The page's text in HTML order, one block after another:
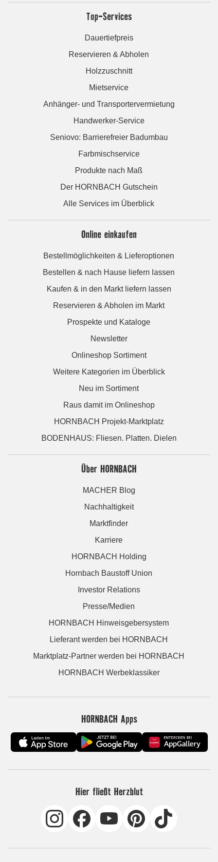
Top-Services
Dauertiefpreis
Reservieren & Abholen
Holzzuschnitt
Mietservice
Anhänger- und Transportervermietung
Handwerker-Service
Seniovo: Barrierefreier Badumbau
Farbmischservice
Produkte nach Maß
Der HORNBACH Gutschein
Alle Services im Überblick
Online einkaufen
Bestellmöglichkeiten & Lieferoptionen
Bestellen & nach Hause liefern lassen
Kaufen & in den Markt liefern lassen
Reservieren & Abholen im Markt
Prospekte und Kataloge
Newsletter
Onlineshop Sortiment
Weitere Kategorien im Überblick
Neu im Sortiment
Raus damit im Onlineshop
HORNBACH Projekt-Marktplatz
BODENHAUS: Fliesen. Platten. Dielen
Über HORNBACH
MACHER Blog
Nachhaltigkeit
Marktfinder
Karriere
HORNBACH Holding
Hornbach Baustoff Union
Investor Relations
Presse/Medien
HORNBACH Hinweisgebersystem
Lieferant werden bei HORNBACH
Marktplatz-Partner werden bei HORNBACH
HORNBACH Werbeklassiker
HORNBACH Apps
Hier fließt Herzblut